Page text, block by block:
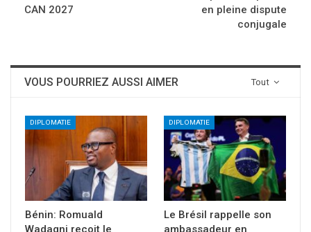
CAN 2027
en pleine dispute
conjugale
Tout
VOUS POURRIEZ AUSSI AIMER
DIPLOMATIE
Bénin: Romuald
Wadagni reçoit le
DIPLOMATIE
Le Brésil rappelle son
ambassadeur en